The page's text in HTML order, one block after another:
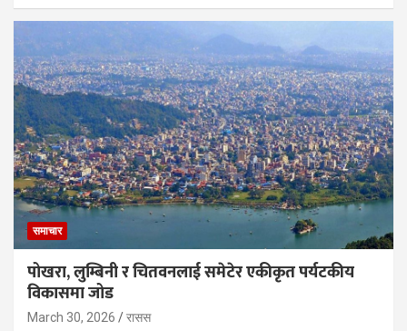
समाचार
पोखरा, लुम्बिनी र चितवनलाई समेटेर एकीकृत पर्यटकीय
विकासमा जोड
March 30, 2026 रासस